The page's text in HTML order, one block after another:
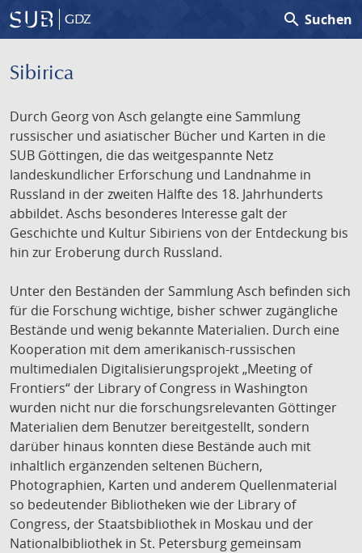
GDZ search Suchen
Sibirica
Durch Georg von Asch gelangte eine Sammlung
russischer und asiatischer Bücher und Karten in die
SUB Göttingen, die das weitgespannte Netz
landeskundlicher Erforschung und Landnahme in
Russland in der zweiten Hälfte des 18. Jahrhunderts
abbildet. Aschs besonderes Interesse galt der
Geschichte und Kultur Sibiriens von der Entdeckung bis
hin zur Eroberung durch Russland.
Unter den Beständen der Sammlung Asch befinden sich
für die Forschung wichtige, bisher schwer zugängliche
Bestände und wenig bekannte Materialien. Durch eine
Kooperation mit dem amerikanisch-russischen
multimedialen Digitalisierungsprojekt „Meeting of
Frontiers“ der Library of Congress in Washington
wurden nicht nur die forschungsrelevanten Göttinger
Materialien dem Benutzer bereitgestellt, sondern
darüber hinaus konnten diese Bestände auch mit
inhaltlich ergänzenden seltenen Büchern,
Photographien, Karten und anderem Quellenmaterial
so bedeutender Bibliotheken wie der Library of
Congress, der Staatsbibliothek in Moskau und der
Nationalbibliothek in St. Petersburg gemeinsam